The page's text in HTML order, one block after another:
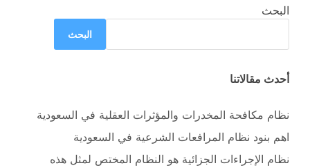
البحث
البحث
أحدث مقالاتنا
نظام مكافحة المخدرات والمؤثرات العقلية في السعودية
اهم بنود نظام المرافعات الشرعية في السعودية
نظام الإجراءات الجزائية هو النظام المختص لمثل هذه